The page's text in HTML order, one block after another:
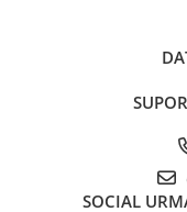
SOCIAL